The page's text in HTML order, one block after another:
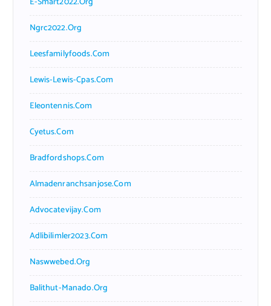
Ngrc2022.org
Leesfamilyfoods.com
Lewis-Lewis-Cpas.com
Eleontennis.com
Cyetus.com
Bradfordshops.com
Almadenranchsanjose.com
Advocatevijay.com
Adlibilimler2023.com
Naswwebed.org
Balithut-Manado.org